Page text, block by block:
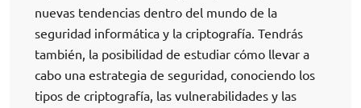
nuevas tendencias dentro del mundo de la
seguridad informática y la criptografía. Tendrás
también, la posibilidad de estudiar cómo llevar a
cabo una estrategia de seguridad, conociendo los
tipos de criptografía, las vulnerabilidades y las